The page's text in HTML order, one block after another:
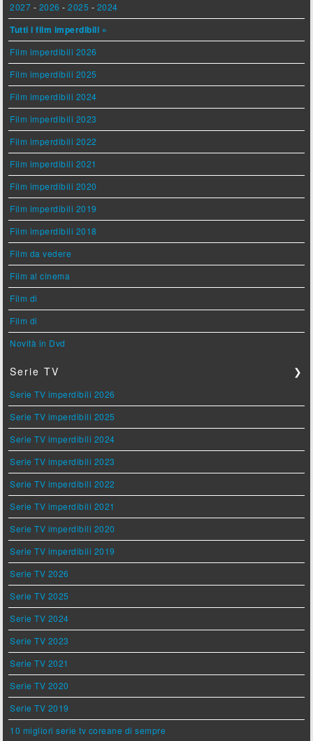
2027 - 2026 -2025 - 2024
Tutti i film imperdibili »
Film imperdibili 2026
Film imperdibili 2025
Film imperdibili 2024
Film imperdibili 2023
Film imperdibili 2022
Film imperdibili 2021
Film imperdibili 2020
Film imperdibili 2019
Film imperdibili 2018
Film da vedere
Film al cinema
Film di
Film di
Novità in Dvd
Serie TV ❯
Serie TV imperdibili 2026
Serie TV imperdibili 2025
Serie TV imperdibili 2024
Serie TV imperdibili 2023
Serie TV imperdibili 2022
Serie TV imperdibili 2021
Serie TV imperdibili 2020
Serie TV imperdibili 2019
Serie TV 2026
Serie TV 2025
Serie TV 2024
Serie TV 2023
Serie TV 2021
Serie TV 2020
Serie TV 2019
10 migliori serie tv coreane di sempre